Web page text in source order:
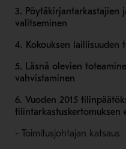
3. Pöytäkirjantarkastajien
valitseminen
4. Kokouksen laillisuuden
5. Läsnä olevien
vahvistaminen
6. Vuoden 2015
tilintarkastuskertomuksen
- Toimitusjohtajan katsaus